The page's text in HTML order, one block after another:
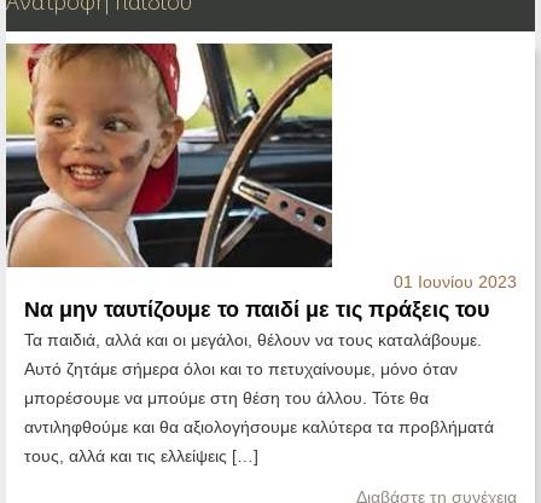
01 Ιουνίου 2023
Να μην ταυτίζουμε το παιδί με τις πράξεις του
Τα παιδιά, αλλά και οι μεγάλοι, θέλουν να τους καταλάβουμε.
Αυτό ζητάμε σήμερα όλοι και το πετυχαίνουμε, μόνο όταν
μπορέσουμε να μπούμε στη θέση του άλλου. Τότε θα
αντιληφθούμε και θα αξιολογήσουμε καλύτερα τα προβλήματά
τους, αλλά και τις ελλείψεις […]
Διαβάστε τη συνέχεια